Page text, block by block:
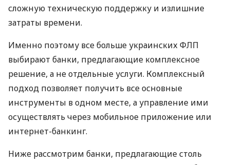
сложную техническую поддержку и излишние
затраты времени.
Именно поэтому все больше украинских ФЛП
выбирают банки, предлагающие комплексное
решение, а не отдельные услуги. Комплексный
подход позволяет получить все основные
инструменты в одном месте, а управление ими
осуществлять через мобильное приложение или
интернет-банкинг.
Ниже рассмотрим банки, предлагающие столь